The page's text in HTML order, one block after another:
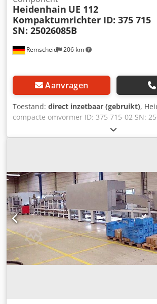
Remscheid 206 km
Heidenhain UE 112
Kompaktumrichter ID: 375 715
SN: 25026085B
Aanvragen
Toestand: direct inzetbaar (gebruikt),
compacte omvormer ID: 375 715-02 SN:
gebruikt, in goede staat, 100%
volgens foto’s Cjdpfey Srphox Apdsrf